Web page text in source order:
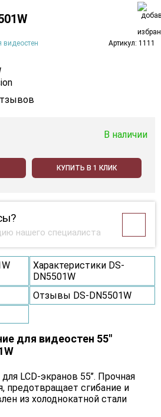
видеостен Артикул: 1111
В наличии
КУПИТЬ В 1 КЛИК
нашего специалиста
Характеристики DS-
DN5501W
Отзывы DS-DN5501W
для видеостен 55"
LCD-экранов 55’’. Прочная
предотвращает сгибание и
из холоднокатной стали